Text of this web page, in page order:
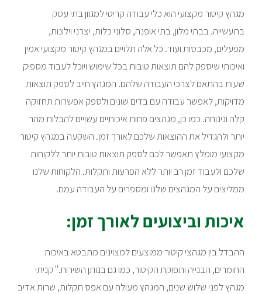
מגהץ קיטור מקצועי הוא כלי עבודה קריטי למגוון בתי עסק
בתעשייה. בבתי מלון, בתי אופנה, סלוני כלות, יצרני וילונות,
מפעלים, מכבסות ועוד. כל אלה תלויים במגהץ קיטור מקצועי אמין
ואיכותי שיספק להם תוצאות טובות בכל שימוש ויוכל לעבוד מספיק
שעות בהתאם לצרכי העבודה שלהם. המגהץ חייב לספק תוצאות
מדויקות, לאפשר עבודה עם בדים שונים ולספק אפשרות תחזוקה
קלה ונינוחה. כמו כן, מגהצים פחות איכותיים עשויים להבלות מהר
יותר ולהגדיל את ההוצאות שלכם לאורך זמן. השקעה במגהץ קיטור
מקצועי מומלץ תאפשר לכם לספק תוצאות טובות יותר ללקוחות
שלכם ולעבוד זמן רב יותר ללא הפרעות ותקלות. הלקוחות שלנו
ממליצים על המגהצים שלנו ומספרים על העבודה עמם.
איכות וביצועים לאורך זמן:
ההבדל בין מגהצי קיטור ממוצעים למצוינים מתבטא באיכות
החומרים, הבנייה ותפוקת הקיטור, כמו גם בנותן השירות." קניתי
מגהץ לפני שלוש שנים, המגהץ מעולה עם אפס תקלות, שרות אדיב